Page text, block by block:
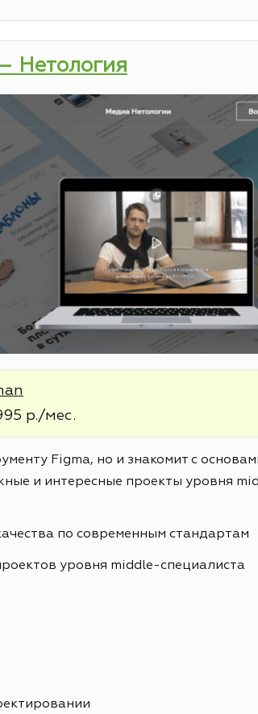
Нетология
р./мес.
Figma, но и знакомит с
и интересные проекты уровня
по современным стандартам
уровня middle-специалиста